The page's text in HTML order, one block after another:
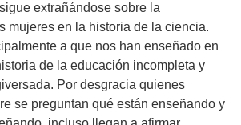
extrañándose sobre la
mujeres en la historia de la ciencia.
a que nos han enseñado en
de la educación incompleta y
Por desgracia quienes
se preguntan qué están enseñando y